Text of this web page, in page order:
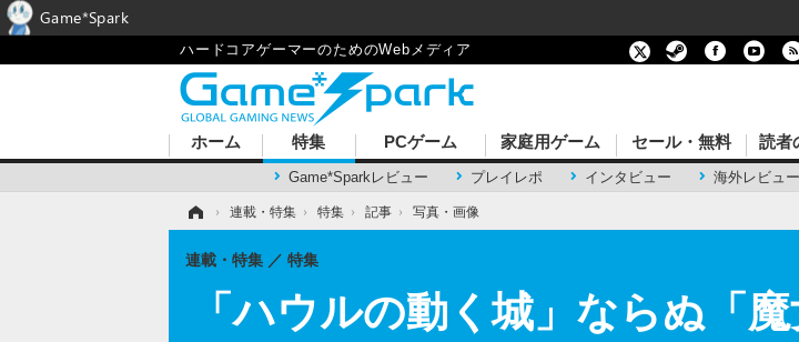
ハードコアゲーマーのためのWebメディア
ホーム 特集
Game*Sparkレビュー プレイレポ インタビュー 海外レビュー
PCゲーム 家庭用ゲーム セール・無料 読者
› 連載・特集 › 特集 › 記事 › 写真・画像
「ハウルの動く城」ならぬ「
連載・特集 特集
Game*Spark